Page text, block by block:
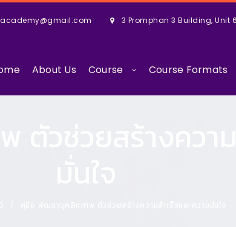
3 Promphan 3 Building, Unit
About Us Course Course Formats